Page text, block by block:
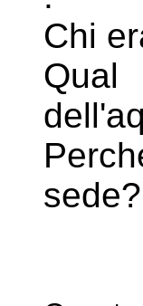
Chi
sede?